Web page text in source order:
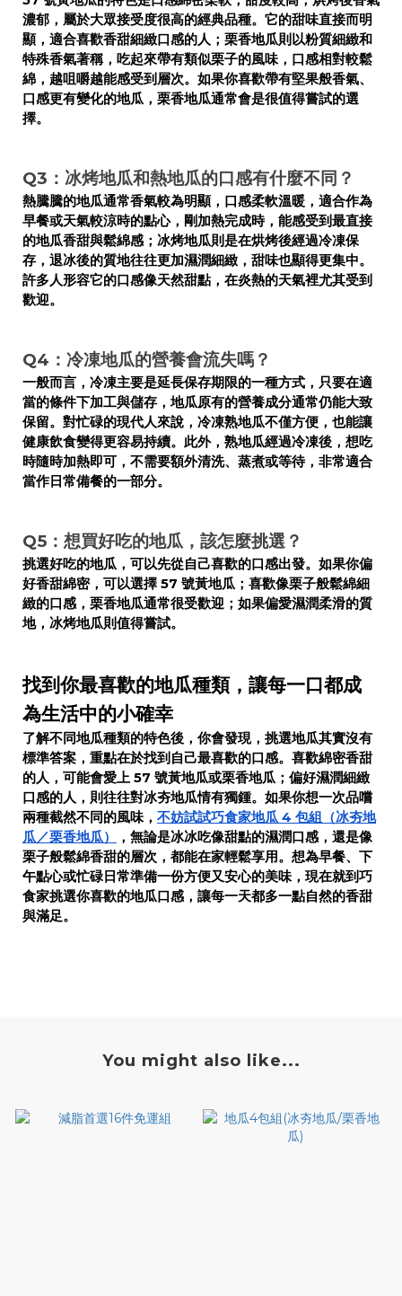
濃郁，屬於大眾接受度很高的經典品種。它的甜味直接而明
顯，適合喜歡香甜細緻口感的人；栗香地瓜則以粉質細緻和
特殊香氣著稱，吃起來帶有類似栗子的風味，口感相對較鬆
綿，越咀嚼越能感受到層次。如果你喜歡帶有堅果般香氣、
口感更有變化的地瓜，栗香地瓜通常會是很值得嘗試的選
擇。
Q3：冰烤地瓜和熱地瓜的口感有什麼不同？
熱騰騰的地瓜通常香氣較為明顯，口感柔軟溫暖，適合作為
早餐或天氣較涼時的點心，剛加熱完成時，能感受到最直接
的地瓜香甜與鬆綿感；冰烤地瓜則是在烘烤後經過冷凍保
存，退冰後的質地往往更加濕潤細緻，甜味也顯得更集中。
許多人形容它的口感像天然甜點，在炎熱的天氣裡尤其受到
歡迎。
Q4：冷凍地瓜的營養會流失嗎？
一般而言，冷凍主要是延長保存期限的一種方式，只要在適
當的條件下加工與儲存，地瓜原有的營養成分通常仍能大致
保留。對忙碌的現代人來說，冷凍熟地瓜不僅方便，也能讓
健康飲食變得更容易持續。此外，熟地瓜經過冷凍後，想吃
時隨時加熱即可，不需要額外清洗、蒸煮或等待，非常適合
當作日常備餐的一部分。
Q5：想買好吃的地瓜，該怎麼挑選？
挑選好吃的地瓜，可以先從自己喜歡的口感出發。如果你偏
好香甜綿密，可以選擇 57 號黃地瓜；喜歡像栗子般鬆綿細
緻的口感，栗香地瓜通常很受歡迎；如果偏愛濕潤柔滑的質
地，冰烤地瓜則值得嘗試。
找到你最喜歡的地瓜種類，讓每一口都成
為生活中的小確幸
了解不同地瓜種類的特色後，你會發現，挑選地瓜其實沒有
標準答案，重點在於找到自己最喜歡的口感。喜歡綿密香甜
的人，可能會愛上 57 號黃地瓜或栗香地瓜；偏好濕潤細緻
口感的人，則往往對冰夯地瓜情有獨鍾。如果你想一次品嚐
兩種截然不同的風味， 不妨試試巧食家地瓜 4 包組（冰夯地
瓜／栗香地瓜）
，無論是冰冰吃像甜點的濕潤口感，還是像
栗子般鬆綿香甜的層次，都能在家輕鬆享用。想為早餐、下
午點心或忙碌日常準備一份方便又安心的美味，現在就到巧
食家挑選你喜歡的地瓜口感，讓每一天都多一點自然的香甜
與滿足。
You might also like...